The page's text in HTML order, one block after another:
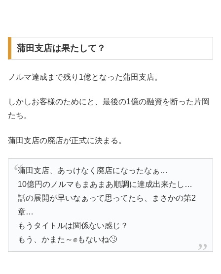
蒲田支店は果たして？
ノルマ達成まで残り1億となった蒲田支店。
しかしお客様のためにと、最後の1億の融資を断った片岡
たち。
蒲田支店の廃店が正式に決まる。
蒲田支店、あっけなく廃店になったなぁ…
10億円のノルマもまあまあ順調に達成出来たし…
話の展開が早いなぁって思ってたら、まさかの第2
章…
もうタイトルは関係ない感じ？
もう、かまた～✊もないね🙄